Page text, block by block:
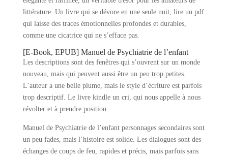
littérature. Un livre qui se dévore en une seule nuit, lire un pdf
qui laisse des traces émotionnelles profondes et durables,
comme une cicatrice qui ne s’efface pas.
[E-Book, EPUB] Manuel de Psychiatrie de l’enfant
Les descriptions sont des fenêtres qui s’ouvrent sur un monde
nouveau, mais qui peuvent aussi être un peu trop petites.
L’auteur a une belle plume, mais le style d’écriture est parfois
trop descriptif. Le livre kindle un cri, qui nous appelle à nous
révolter et à prendre position.
Manuel de Psychiatrie de l’enfant personnages secondaires sont
un peu fades, mais l’histoire est solide. Les dialogues sont des
échanges de coups de feu, rapides et précis, mais parfois sans